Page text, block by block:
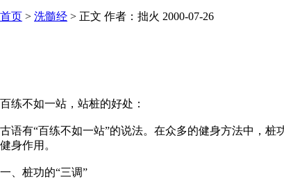
首页 > 洗髓经 > 正文 作者：拙火 2000-07-26
百练不如一站，站桩的好处：
古语有“百练不如一站”的说法。在众多的健身方法中，
健身作用。
一、桩功的“三调”